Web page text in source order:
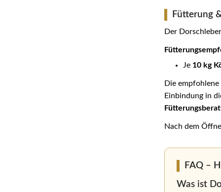
Fütterung
Der
Je 10 kg
Die
Einbindung in
Nach dem
FAQ –
Was ist